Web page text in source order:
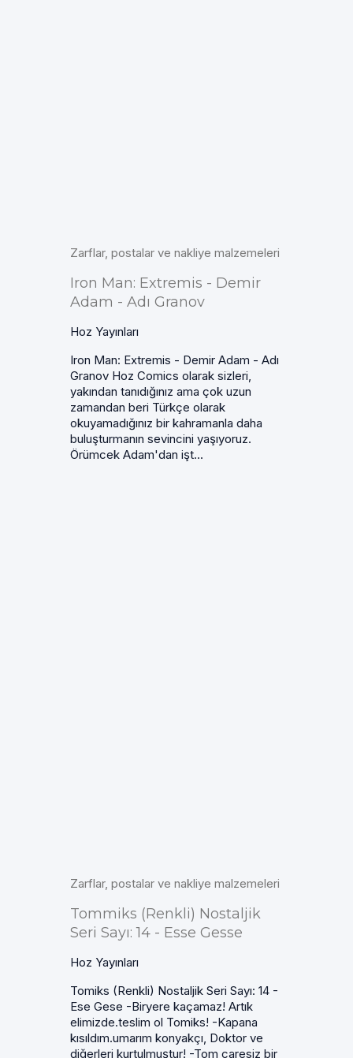
Zarflar, postalar ve nakliye malzemeleri
Iron Man: Extremis - Demir
Adam - Adı Granov
Hoz Yayınları
Iron Man: Extremis - Demir Adam - Adı
Granov Hoz Comics olarak sizleri,
yakından tanıdığınız ama çok uzun
zamandan beri Türkçe olarak
okuyamadığınız bir kahramanla daha
buluşturmanın sevincini yaşıyoruz.
Örümcek Adam'dan işt...
Zarflar, postalar ve nakliye malzemeleri
Tommiks (Renkli) Nostaljik
Seri Sayı: 14 - Esse Gesse
Hoz Yayınları
Tomiks (Renkli) Nostaljik Seri Sayı: 14 -
Ese Gese -Biryere kaçamaz! Artık
elimizde.teslim ol Tomiks! -Kapana
kısıldım.umarım konyakçı, Doktor ve
diğerleri kurtulmuştur! -Tom çaresiz bir